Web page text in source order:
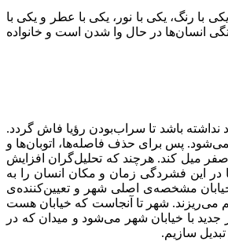
با رنگ، یکی با نور، یکی با عطر و یکی با
انسان‌ها در حال وا شدن است و خانواده
نداشته باشد تا سراب‌بودن رؤیا فاش گردد.
پس برای حذف فاصله‌ها، اتوبان‌ها و
میل کند. هرچند که تحلیل‌گران افزایش
تا در این فشردگی زمان و مکان انسان را به
مشخصه‌ی اصلی شهر و تعیین‌کننده‌ی
می‌ریزند. شهر تا آنجاست که خیابان هست
با خیابان شهر می‌شود و میدان که در
سازیم.